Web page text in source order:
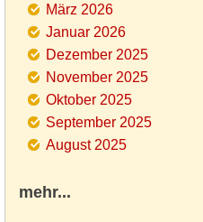
März 2026
Januar 2026
Dezember 2025
November 2025
Oktober 2025
September 2025
August 2025
mehr...